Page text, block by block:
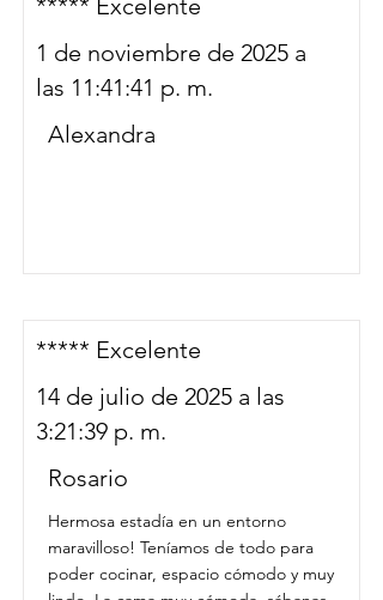
***** Excelente
1 de noviembre de 2025 a
las 11:41:41 p. m.
Alexandra
***** Excelente
14 de julio de 2025 a las
3:21:39 p. m.
Rosario
Hermosa estadía en un entorno
maravilloso! Teníamos de todo para
poder cocinar, espacio cómodo y muy